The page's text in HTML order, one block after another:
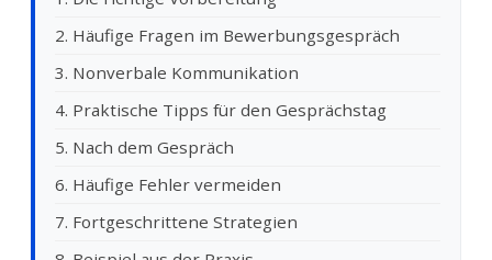
2. Häufige Fragen im Bewerbungsgespräch
3. Nonverbale Kommunikation
4. Praktische Tipps für den Gesprächstag
5. Nach dem Gespräch
6. Häufige Fehler vermeiden
7. Fortgeschrittene Strategien